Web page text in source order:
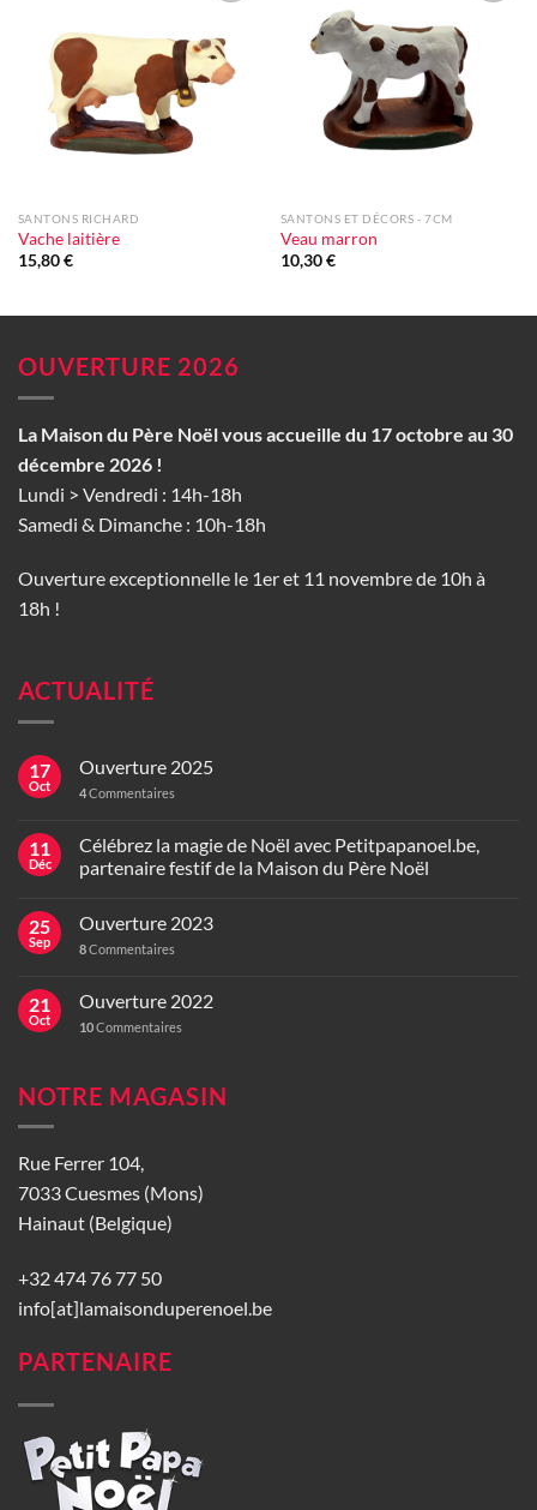
à la liste
d'envie
SANTONS RICHARD
Vache laitière
15,80€
à la liste
d'envie
SANTONS ET DÉCORS - 7CM
Veau marron
10,30€
OUVERTURE 2026
La Maison du Père Noël vous accueille du 17 octobre au 30
décembre 2026 !
Lundi > Vendredi : 14h-18h
Samedi & Dimanche : 10h-18h
Ouverture exceptionnelle le 1er et 11 novembre de 10h à
18h !
ACTUALITÉ
17
Oct
Ouverture 2025
4Commentaires
11
Déc
Célébrez la magie de Noël avec Petitpapanoel.be,
partenaire festif de la Maison du Père Noël
25
Sep
Ouverture 2023
8Commentaires
21
Oct
Ouverture 2022
10Commentaires
NOTRE MAGASIN
Rue Ferrer 104,
7033 Cuesmes (Mons)
Hainaut (Belgique)
+32 474 76 77 50
info[at]lamaisonduperenoel.be
PARTENAIRE